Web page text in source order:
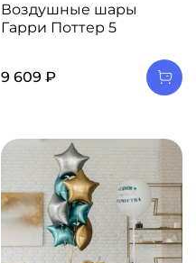
Воздушные шары
Гарри Поттер 5
9 609 ₽